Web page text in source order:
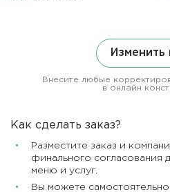
Внесите любые
в онлайн
Как сделать заказ?
Разместите заказ и
финального согласования
меню и услуг.
Вы можете